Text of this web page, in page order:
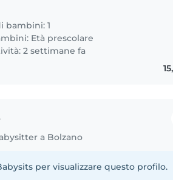
bambini: 1
Età prescolare
2 settimane fa
a Bolzano
per visualizzare questo profilo.